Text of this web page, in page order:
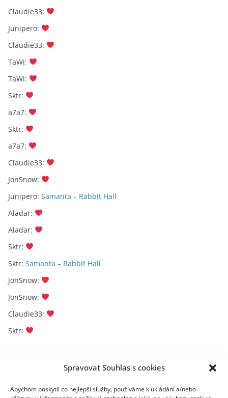
Spravovat Souhlas s cookies
Abychom poskytli co nejlepší služby, používáme k ukládání a/nebo
Claudie33:
Junipero:
Claudie33:
TaWi:
TaWi:
Sktr:
a7a7:
Sktr:
a7a7:
Claudie33:
JonSnow:
Junipero: Samanta – Rabbit Hall
Aladar:
Aladar:
Sktr:
Sktr: Samanta – Rabbit Hall
JonSnow:
JonSnow:
Claudie33:
Sktr:
A